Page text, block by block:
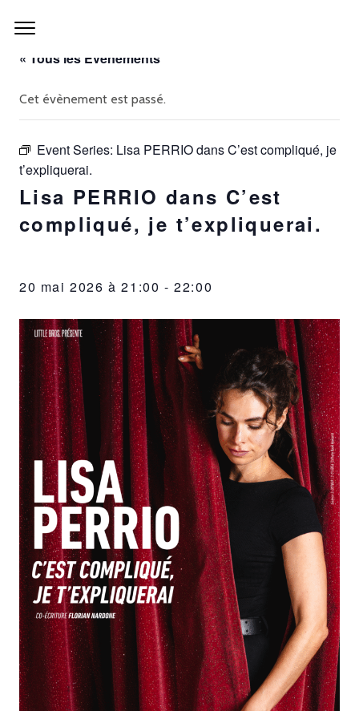
« Tous les Évènements
Cet évènement est passé.
Event Series: Lisa PERRIO dans C’est compliqué, je
t’expliquerai.
Lisa PERRIO dans C’est
compliqué, je t’expliquerai.
20 mai 2026 à 21:00 -22:00